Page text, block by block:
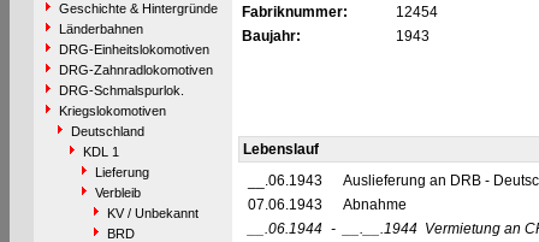
Geschichte & Hintergründe
Länderbahnen
DRG-Einheitslokomotiven
DRG-Zahnradlokomotiven
DRG-Schmalspurlok.
Kriegslokomotiven
Deutschland
KDL 1
Lieferung
Verbleib
KV / Unbekannt
BRD
Fabriknummer:
12454
Baujahr:
1943
Lebenslauf
__.06.1943
Auslieferung an DRB -
07.06.1943
Abnahme
__.06.1944 - __.__.1944 Vermietung an